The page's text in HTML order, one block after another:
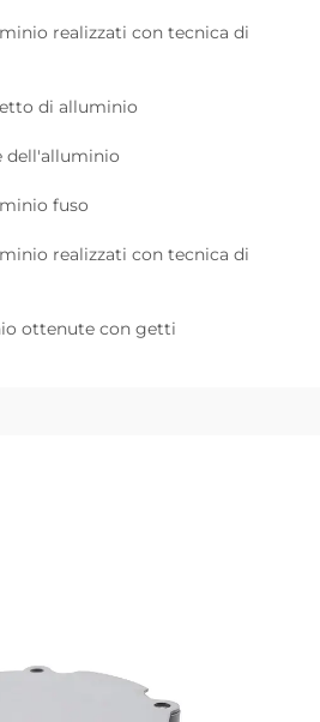
realizzati con tecnica di
di alluminio
dell'alluminio
fuso
realizzati con tecnica di
ottenute con getti